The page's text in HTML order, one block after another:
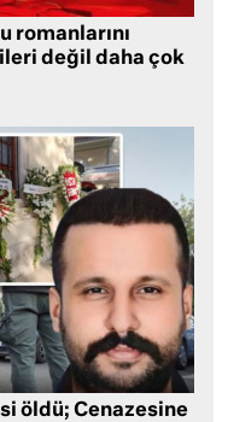
romanlarını
değil daha çok
öldü; Cenazesine